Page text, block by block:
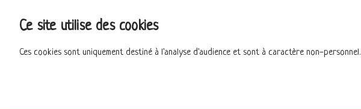
Ce site utilise des cookies
Ces cookies sont uniquement destiné à l'analyse d'audience et sont à caractère non-personnel.